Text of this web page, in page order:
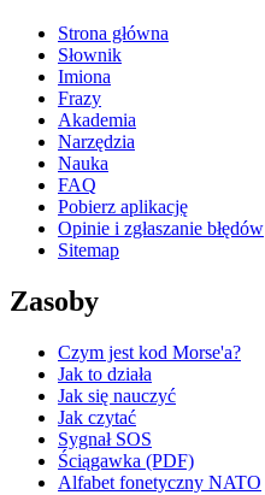
Strona główna
Słownik
Imiona
Frazy
Akademia
Narzędzia
Nauka
FAQ
Pobierz aplikację
Opinie i zgłaszanie błędów
Sitemap
Zasoby
Czym jest kod Morse'a?
Jak to działa
Jak się nauczyć
Jak czytać
Sygnał SOS
Ściągawka (PDF)
Alfabet fonetyczny NATO